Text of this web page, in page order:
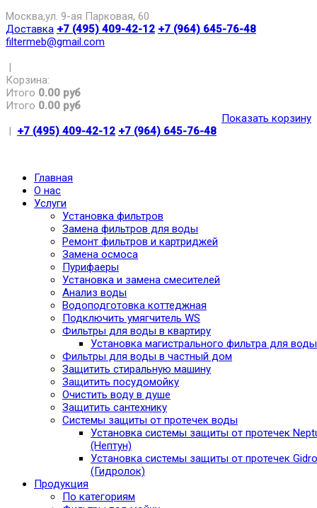
Москва,ул. 9-ая Парковая, 60
Доставка +7 (495) 409-42-12 +7 (964) 645-76-48
filtermeb@gmail.com
|
Корзина:
Итого 0.00 руб
Итого 0.00 руб
Показать корзину
| +7 (495) 409-42-12 +7 (964) 645-76-48
Главная
О нас
Услуги
Установка фильтров
Замена фильтров для воды
Ремонт фильтров и картриджей
Замена осмоса
Пурифаеры
Установка и замена смесителей
Анализ воды
Водоподготовка коттеджная
Подключить умягчитель WS
Фильтры для воды в квартиру
Установка магистрального фильтра для воды
Фильтры для воды в частный дом
Защитить стиральную машину
Защитить посудомойку
Очистить воду в душе
Защитить сантехнику
Системы защиты от протечек воды
Установка системы защиты от протечек
(Нептун)
Установка системы защиты от протечек
(Гидролок)
Продукция
По категориям